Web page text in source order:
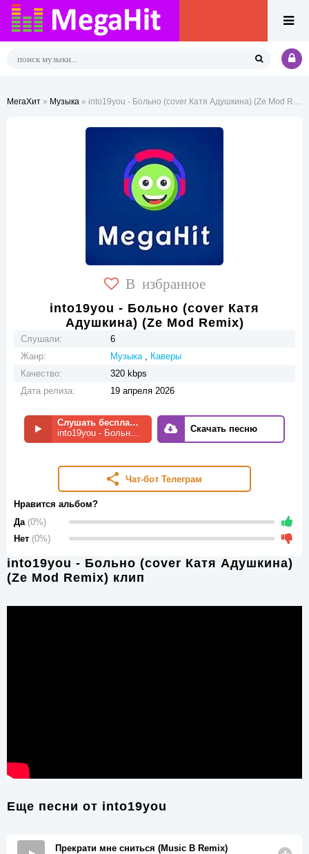
МегаХит » Музыка » into19you - Больно (cover Катя Адушкина) (Ze Mod Remix)
В избранное
into19you - Больно (cover Катя
Адушкина) (Ze Mod Remix)
Слушали:
6
Жанр:
Музыка, Каверы
Качество:
320 kbps
Дата релиза:
19 апреля 2026
Слушать бесплатно
into19you - Больно (cover Катя Адушкина) (Ze Mod Remix)
Скачать песню
Чат-бот Телеграм
Нравится альбом?
Да (0%)
Нет (0%)
into19you - Больно (cover Катя Адушкина)
(Ze Mod Remix) клип
Еще песни от into19you
Прекрати мне сниться (Music B Remix)